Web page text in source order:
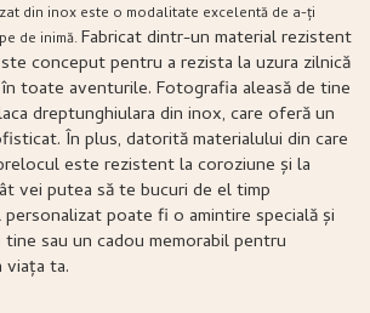
din inox este o modalitate excelentă de a-ți
de inimă.Fabricat dintr-un material rezistent
conceput pentru a rezista la uzura zilnică
toate aventurile. Fotografia aleasă de tine
dreptunghiulara din inox, care oferă un
În plus, datorită materialului din care
este rezistent la coroziune și la
vei putea să te bucuri de el timp
poate fi o amintire specială și
sau un cadou memorabil pentru
viața ta.